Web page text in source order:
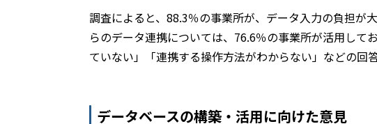
調査によると、88.3％の事業所が、データ入力の負担が
らのデータ連携については、76.6％の事業所が活用して
ていない」「連携する操作方法がわからない」などの回
データベースの構築・活用に向けた意見